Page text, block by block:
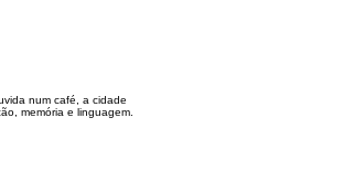
num café, a cidade
memória e linguagem.